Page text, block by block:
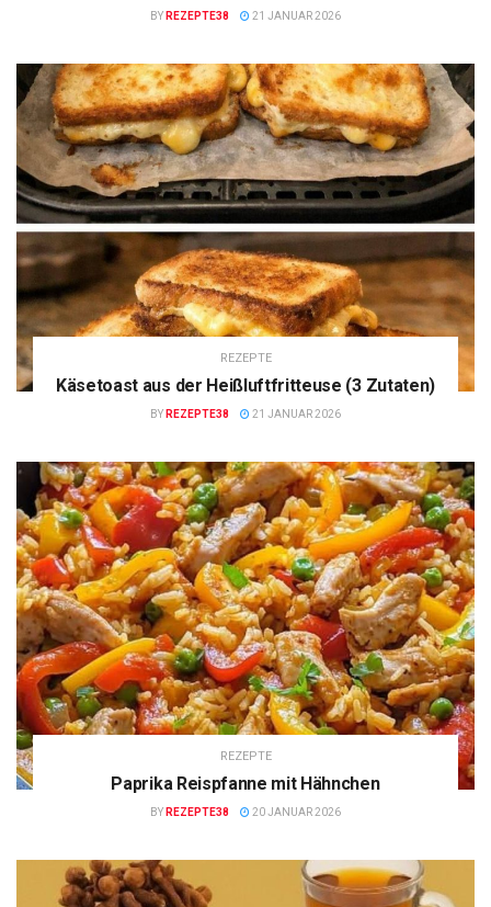
BY REZEPTE38 21 JANUAR 2026
REZEPTE
Käsetoast aus der Heißluftfritteuse (3 Zutaten)
BY REZEPTE38 21 JANUAR 2026
REZEPTE
Paprika Reispfanne mit Hähnchen
BY REZEPTE38 20 JANUAR 2026